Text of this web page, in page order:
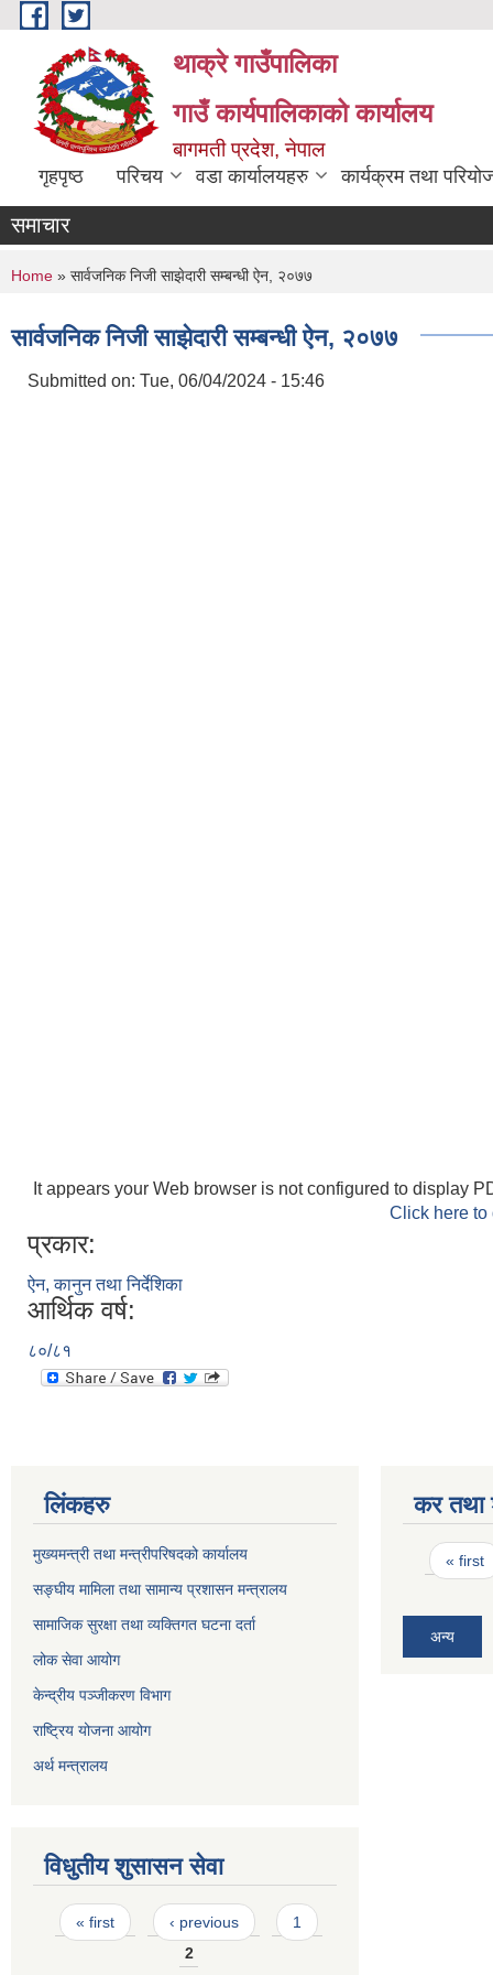
Skip to main content
थाक्रे गाउँपालिका
गाउँ कार्यपालिकाको कार्यालय
बागमती प्रदेश, नेपाल
गृहपृष्ठ परिचय वडा कार्यालयहरु कार्यक्रम तथा
समाचार
You are here
Home » सार्वजनिक निजी साझेदारी सम्बन्धी ऐन, २०७७
सार्वजनिक निजी साझेदारी सम्बन्धी ऐन, २०७७
Submitted on: Tue, 06/04/2024 - 15:46
It appears your Web browser is not configured to display
Click here
प्रकार:
ऐन, कानुन तथा निर्देशिका
आर्थिक वर्ष:
८०/८१
लिंकहरु
मुख्यमन्त्री तथा मन्त्रीपरिषदको कार्यालय
सङ्घीय मामिला तथा सामान्य प्रशासन मन्त्रालय
सामाजिक सुरक्षा तथा व्यक्तिगत घटना दर्ता
लोक सेवा आयोग
केन्द्रीय पञ्जीकरण विभाग
राष्ट्रिय योजना आयोग
अर्थ मन्त्रालय
विधुतीय शुसासन सेवा
Pages
« first ‹ previous
1
2
कर
Pages
« first
अन्य